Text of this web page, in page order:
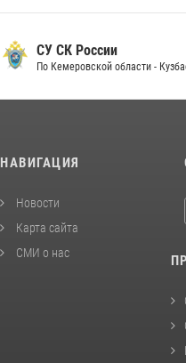
СУ СК России
По Кемеровской области -
НАВИГАЦИЯ
Новости
Карта сайта
СМИ о нас